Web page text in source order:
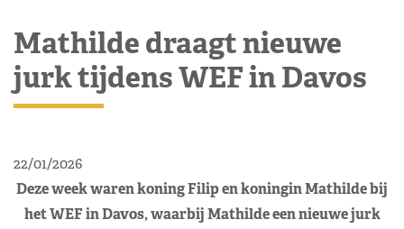
Mathilde draagt nieuwe
jurk tijdens WEF in Davos
22/01/2026
Deze week waren koning Filip en koningin Mathilde bij
het WEF in Davos, waarbij Mathilde een nieuwe jurk